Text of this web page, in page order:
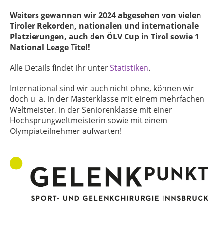
Weiters gewannen wir 2024 abgesehen von vielen
Tiroler Rekorden, nationalen und internationale
Platzierungen, auch den ÖLV Cup in Tirol sowie 1
National Leage Titel!
Alle Details findet ihr unterStatistiken.
International sind wir auch nicht ohne, können wir
doch u. a. in der Masterklasse mit einem mehrfachen
Weltmeister, in der Seniorenklasse mit einer
Hochsprungweltmeisterin sowie mit einem
Olympiateilnehmer aufwarten!